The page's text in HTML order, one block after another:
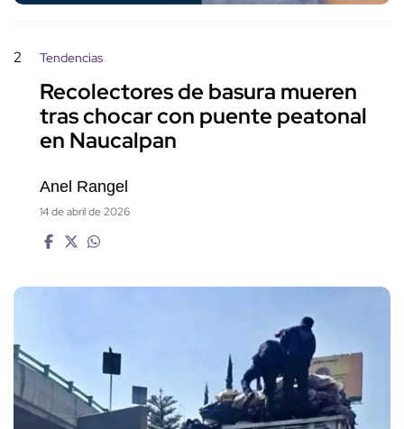
2 Tendencias
Recolectores de basura mueren
tras chocar con puente peatonal
en Naucalpan
Anel Rangel
14 de abril de 2026